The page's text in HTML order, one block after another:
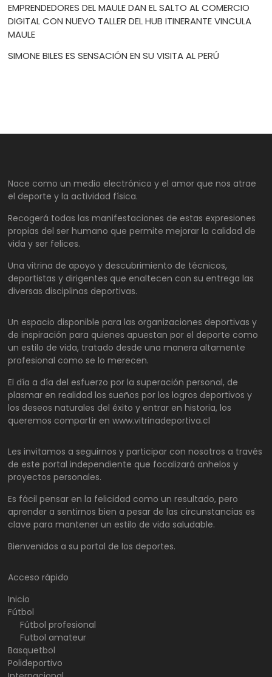
EMPRENDEDORES DEL MAULE DAN EL SALTO AL COMERCIO
DIGITAL CON NUEVO TALLER DEL HUB ITINERANTE VINCULA
MAULE
SIMONE BILES ES SENSACIÓN EN SU VISITA AL PERÚ
Nace como un medio electrónico y el amor que nos atrae
el deporte y la actividad física.
Recogerá todas las manifestaciones de estas expresiones
propias del ser humano que permite mejorar la calidad de
vida y ser felices.
Una vitrina de apoyo y descubrimiento de técnicos,
deportistas y dirigentes que enaltecen con su entrega las
diversas disciplinas deportivas.
Un espacio disponible para las organizaciones deportivas y
de inspiración para quienes apuestan por el deporte como
un estilo de vida, tratado desde una manera altamente
profesional como se lo merecen.
El día a día del esfuerzo por la superación personal, de
plasmar en realidad los sueños por los logros deportivos y
los deseos naturales del éxito y entrar en historia, los
queremos compartir en www.vitrinadeportiva.cl
Les invitamos a seguirnos y participar con nosotros a través
de este portal independiente que focalizará anhelos y
proyectos personales.
Es fácil pensar en la felicidad como un resultado, pero
aprender a sentirnos bien a pesar de las circunstancias es
clave para mantener un estilo de vida saludable.
Bienvenidos a su portal de los deportes.
Acceso rápido
Inicio
Fútbol
Fútbol profesional
Futbol amateur
Basquetbol
Polideportivo